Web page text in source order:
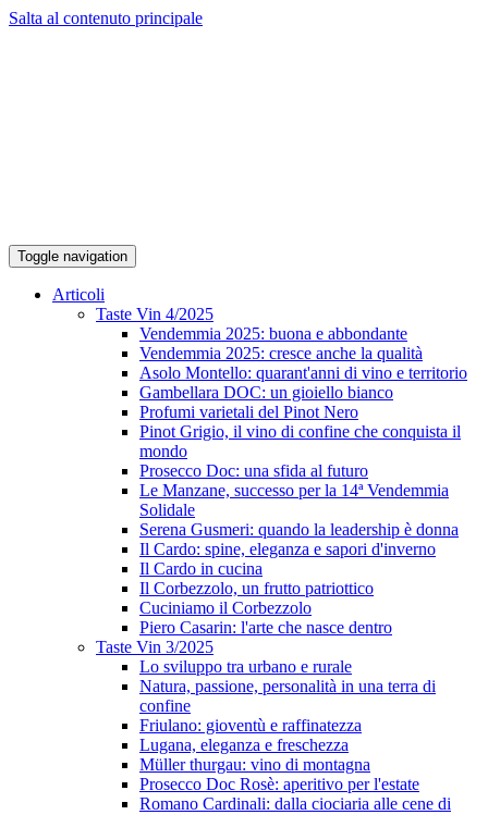
Salta al contenuto principale
Toggle navigation
Articoli
Taste Vin 4/2025
Vendemmia 2025: buona e abbondante
Vendemmia 2025: cresce anche la qualità
Asolo Montello: quarant'anni di vino e territorio
Gambellara DOC: un gioiello bianco
Profumi varietali del Pinot Nero
Pinot Grigio, il vino di confine che conquista il
mondo
Prosecco Doc: una sfida al futuro
Le Manzane, successo per la 14ª Vendemmia
Solidale
Serena Gusmeri: quando la leadership è donna
Il Cardo: spine, eleganza e sapori d'inverno
Il Cardo in cucina
Il Corbezzolo, un frutto patriottico
Cuciniamo il Corbezzolo
Piero Casarin: l'arte che nasce dentro
Taste Vin 3/2025
Lo sviluppo tra urbano e rurale
Natura, passione, personalità in una terra di
confine
Friulano: gioventù e raffinatezza
Lugana, eleganza e freschezza
Müller thurgau: vino di montagna
Prosecco Doc Rosè: aperitivo per l'estate
Romano Cardinali: dalla ciociaria alle cene di